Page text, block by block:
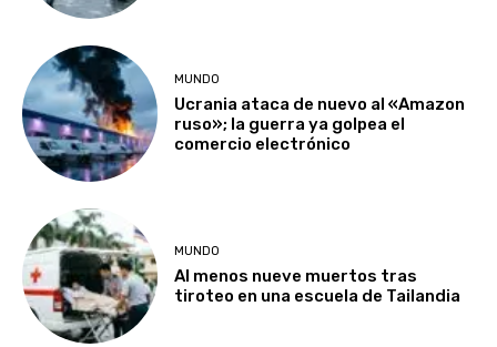
MUNDO
Ucrania ataca de nuevo al «Amazon
ruso»; la guerra ya golpea el
comercio electrónico
MUNDO
Al menos nueve muertos tras
tiroteo en una escuela de Tailandia